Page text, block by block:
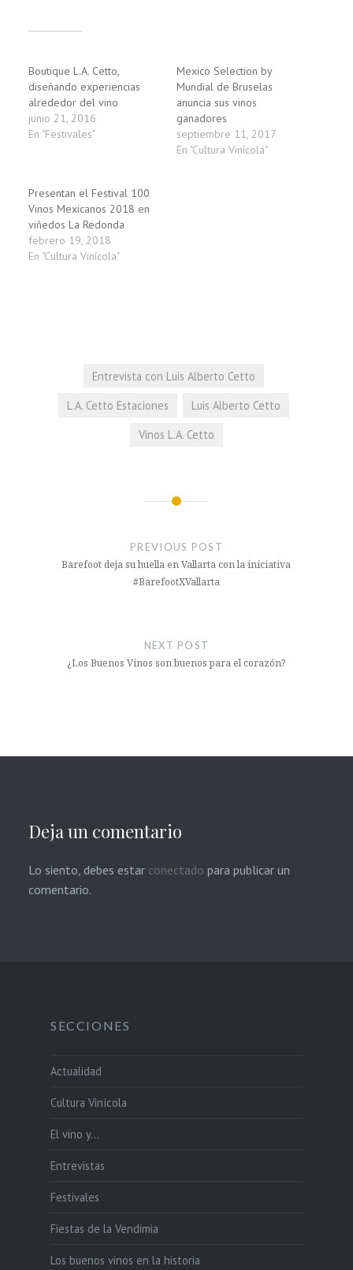
Boutique L.A. Cetto,
diseñando experiencias
alrededor del vino
junio 21, 2016
En "Festivales"
Mexico Selection by
Mundial de Bruselas
anuncia sus vinos
ganadores
septiembre 11, 2017
En "Cultura Vinícola"
Presentan el Festival 100
Vinos Mexicanos 2018 en
viñedos La Redonda
febrero 19, 2018
En "Cultura Vinícola"
Entrevista con Luis Alberto Cetto
L.A. Cetto Estaciones
Luis Alberto Cetto
Vinos L.A. Cetto
entradas
PREVIOUS POST
Barefoot deja su huella en Vallarta con la iniciativa
#BarefootXVallarta
NEXT POST
¿Los Buenos Vinos son buenos para el corazón?
Deja un comentario
Lo siento, debes estar conectado para publicar un
comentario.
SECCIONES
Actualidad
Cultura Vinícola
El vino y…
Entrevistas
Festivales
Fiestas de la Vendimia
Los buenos vinos en la historia